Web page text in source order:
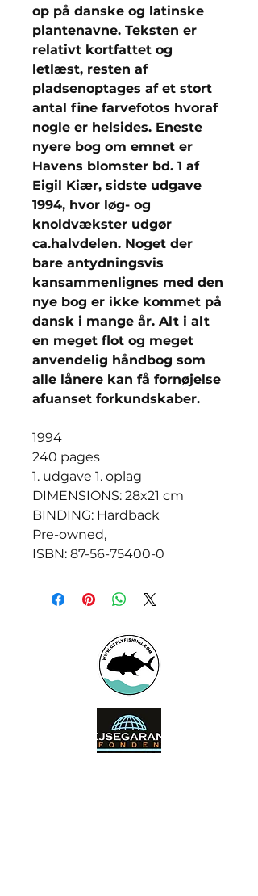
op på danske og latinske
plantenavne. Teksten er
relativt kortfattet og
letlæst, resten af
pladsenoptages af et stort
antal fine farvefotos hvoraf
nogle er helsides. Eneste
nyere bog om emnet er
Havens blomster bd. 1 af
Eigil Kiær, sidste udgave
1994, hvor løg- og
knoldvækster udgør
ca.halvdelen. Noget der
bare antydningsvis
kansammenlignes med den
nye bog er ikke kommet på
dansk i mange år. Alt i alt
en meget flot og meget
anvendelig håndbog som
alle lånere kan få fornøjelse
afuanset forkundskaber.
1994
240 pages
1. udgave 1. oplag
DIMENSIONS: 28x21 cm
BINDING: Hardback
Pre-owned,
ISBN: 87-56-75400-0